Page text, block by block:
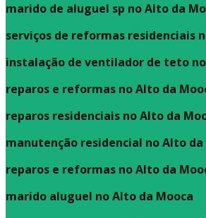
marido de aluguel sp no Alto da
serviços de reformas residenciais
instalação de ventilador de teto
reparos e reformas no Alto da
reparos residenciais no Alto da
manutenção residencial no Alto da
reparos e reformas no Alto da
marido aluguel no Alto da Mooca